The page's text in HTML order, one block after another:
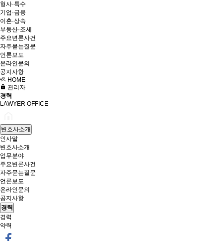
형사·특수
기업·금융
이혼·상속
부동산·조세
주요변론사건
자주묻는질문
언론보도
온라인문의
공지사항
HOME
관리자
경력
LAWYER OFFICE
변호사소개
인사말
변호사소개
업무분야
주요변론사건
자주묻는질문
언론보도
온라인문의
공지사항
경력
경력
약력